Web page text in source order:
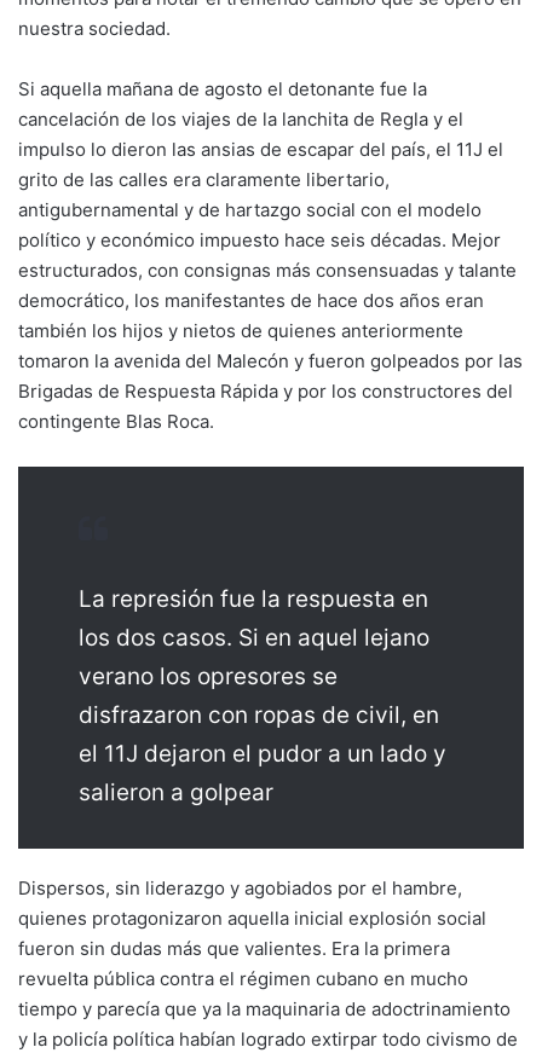
nuestra sociedad.
Si aquella mañana de agosto el detonante fue la
cancelación de los viajes de la lanchita de Regla y el
impulso lo dieron las ansias de escapar del país, el 11J el
grito de las calles era claramente libertario,
antigubernamental y de hartazgo social con el modelo
político y económico impuesto hace seis décadas. Mejor
estructurados, con consignas más consensuadas y talante
democrático, los manifestantes de hace dos años eran
también los hijos y nietos de quienes anteriormente
tomaron la avenida del Malecón y fueron golpeados por las
Brigadas de Respuesta Rápida y por los constructores del
contingente Blas Roca.
La represión fue la respuesta en
los dos casos. Si en aquel lejano
verano los opresores se
disfrazaron con ropas de civil, en
el 11J dejaron el pudor a un lado y
salieron a golpear
Dispersos, sin liderazgo y agobiados por el hambre,
quienes protagonizaron aquella inicial explosión social
fueron sin dudas más que valientes. Era la primera
revuelta pública contra el régimen cubano en mucho
tiempo y parecía que ya la maquinaria de adoctrinamiento
y la policía política habían logrado extirpar todo civismo de